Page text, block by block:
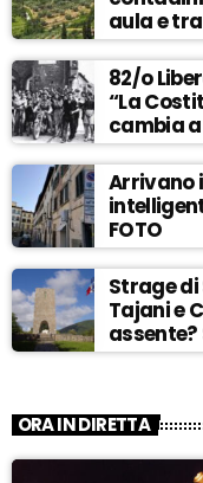
aula e tra
82/o
“La
cambia a
Arrivano
FOTO
Strage di
Tajani e
ASCOLTA
ORA IN DIRETTA